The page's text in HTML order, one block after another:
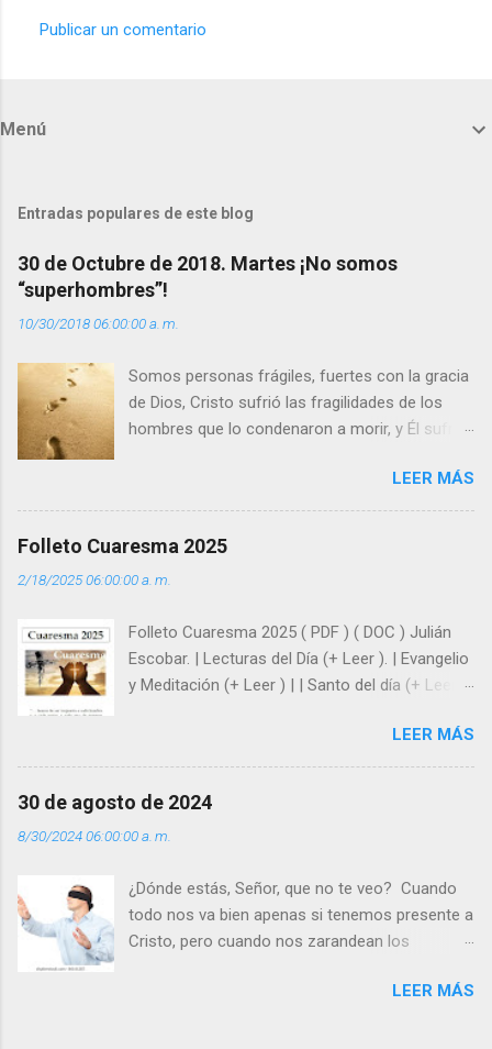
t
r
i
o
s
Publicar un comentario
Menú
Entradas populares de este blog
30 de Octubre de 2018. Martes ¡No somos
“superhombres”!
10/30/2018 06:00:00 a. m.
Somos personas frágiles, fuertes con la gracia
de Dios, Cristo sufrió las fragilidades de los
hombres que lo condenaron a morir, y Él sufrió
enseña Jesucristo? Que, si seguimos sus
huellas, sin ser superhombres, podemos
siempre está pendiente de nosotros. Amar es
y protegidos por nosotros. “ Señor, soy un
árbol sin frutos, pero tú me das la savia para
que al menos mis ramas y hojas den sombra
super hombre? - ¿Superas tu fragilidad con la
gracia de Dios? Julián Escobar. | Lecturas del
Día (+ Leer ). | Evangelio y Meditación (+ Leer ) |
LEER MÁS
Folleto Cuaresma 2025
2/18/2025 06:00:00 a. m.
Folleto Cuaresma 2025 ( PDF ) ( DOC ) Julián
Escobar. | Lecturas del Día (+ Leer ). | Evangelio
y Meditación (+ Leer ) | | Santo del día (+ Leer )
LEER MÁS
30 de agosto de 2024
8/30/2024 06:00:00 a. m.
¿Dónde estás, Señor, que no te veo? Cuando
todo nos va bien apenas si tenemos presente a
Cristo, pero cuando nos zarandean los
“¿Dónde estás, Señor, que no te veo, que me
LEER MÁS